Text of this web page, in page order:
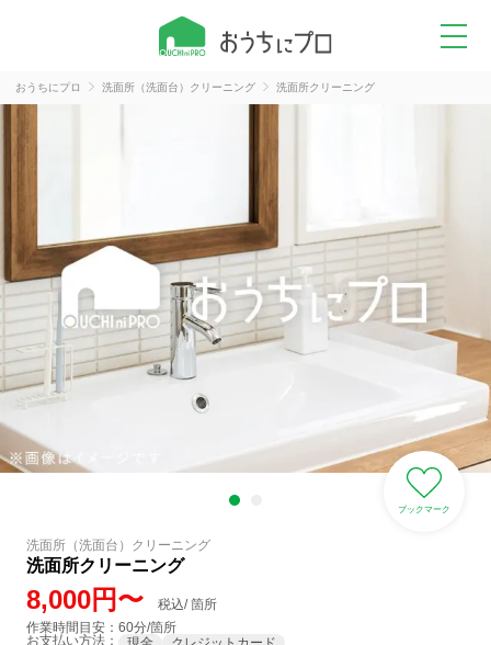
おうちにプロ 洗面所（洗面台）クリーニング 洗面所クリーニング
ブックマーク
洗面所（洗面台）クリーニング
洗面所クリーニング
8,000円〜
税込/ 箇所
作業時間目安：60分/箇所
お支払い方法：